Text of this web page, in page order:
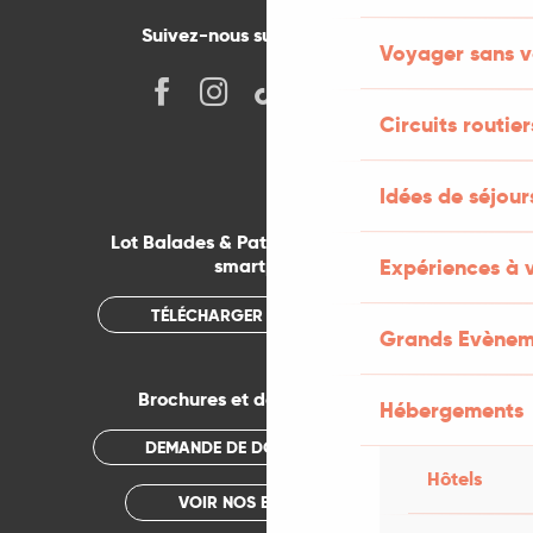
Voyager sans
Circuits
Idées de
Expériences à
Grands
Hébergements
Hôtels
Suivez-nous sur les réseaux !
Lot Balades & Patrimoines sur votre
smartphone
TÉLÉCHARGER L'APPLICATION
Brochures et documentations
DEMANDE DE DOCUMENTATION
VOIR NOS BROCHURES